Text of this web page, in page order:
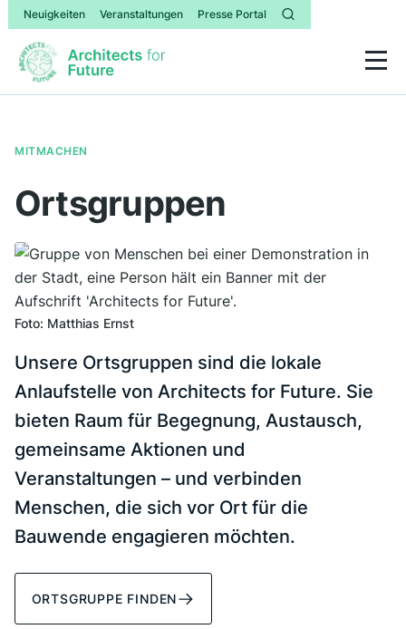
Neuigkeiten Veranstaltungen Presse Portal
MITMACHEN
Ortsgruppen
Foto: Matthias Ernst
Unsere Ortsgruppen sind die lokale
Anlaufstelle von Architects for Future. Sie
bieten Raum für Begegnung, Austausch,
gemeinsame Aktionen und
Veranstaltungen – und verbinden
Menschen, die sich vor Ort für die
Bauwende engagieren möchten.
ORTSGRUPPE FINDEN